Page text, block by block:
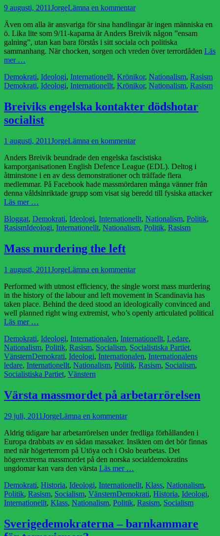
Publicerad
9 augusti, 2011Författare
JorgeLämna en kommentar
Även om alla är ansvariga för sina handlingar är ingen människa en
ö. Lika lite som 9/11-kaparna är Anders Breivik någon ”ensam
galning”, utan kan bara förstås i sitt sociala och politiska
sammanhang. När chocken, sorgen och vreden över terrordåden Läs
mer …
Kategorier
Demokrati, Ideologi, Internationellt, Krönikor, Nationalism, Rasism
Demokrati, Ideologi, Internationellt, Krönikor, Nationalism, Rasism
Breiviks engelska kontakter dödshotar
socialist
Publicerad
1 augusti, 2011 Författare
JorgeLämna en kommentar
Anders Breivik beundrade den engelska fascistiska
kamporganisationen English Defence League (EDL). Deltog i
åtminstone i en av dess demonstrationer och träffade flera
medlemmar. På Facebook hade massmördaren många vänner från
denna våldsinriktade grupp som visat sig beredd till fysiska attacker
Läs mer …
Kategorier
Bloggat, Demokrati, Ideologi, Internationellt, Nationalism, Politik,
RasismEtiketter
Ideologi, Internationellt, Nationalism, Politik, Rasism
Mass murdering the left
Publicerad
1 augusti, 2011 Författare
JorgeLämna en kommentar
Performed with utmost efficiency, the single worst mass murdering
in the history of the labour and left movement in Scandinavia has
taken place. Behind the deed stood an ideologically convinced and
well planned right wing extremist, who’s openly articulated political
Läs mer …
Kategorier
Demokrati, Ideologi, Internationalen, Internationellt, Ledare,
Nationalism, Politik, Rasism, Socialism, Socialistiska Partiet,
VänsternEtiketter
Demokrati, Ideologi, Internationalen, Internationalens
ledare, Internationellt, Nationalism, Politik, Rasism, Socialism,
Socialistiska Partiet, Vänstern
Värsta massmordet på arbetarrörelsen
Publicerad
29 juli, 2011 Författare
JorgeLämna en kommentar
Aldrig tidigare har arbetarrörelsen under fredliga förhållanden i
Europa drabbats av en sådan massaker. Insikten om det bör finnas
med när högerterrorn på Utöya och i Oslo bearbetas. Det
högerextrema massmordet på den norska socialdemokratins
ungdomar kan vara den värsta Läs mer …
Kategorier
Demokrati, Historia, Ideologi, Internationellt, Klass, Nationalism,
Politik, Rasism, Socialism, VänsternEtiketter
Demokrati, Historia, Ideologi,
Internationellt, Klass, Nationalism, Politik, Rasism, Socialism
Sverigedemokraterna – barnkammare